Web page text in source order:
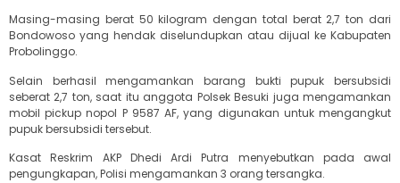
Masing-masing berat 50 kilogram dengan total berat 2,7 ton dari
Bondowoso yang hendak diselundupkan atau dijual ke Kabupaten
Probolinggo.
Selain berhasil mengamankan barang bukti pupuk bersubsidi
seberat 2,7 ton, saat itu anggota Polsek Besuki juga mengamankan
mobil pickup nopol P 9587 AF, yang digunakan untuk mengangkut
pupuk bersubsidi tersebut.
Kasat Reskrim AKP Dhedi Ardi Putra menyebutkan pada awal
pengungkapan, Polisi mengamankan 3 orang tersangka.